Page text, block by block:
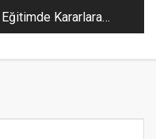
Eğitimde Kararlara
Katılım!